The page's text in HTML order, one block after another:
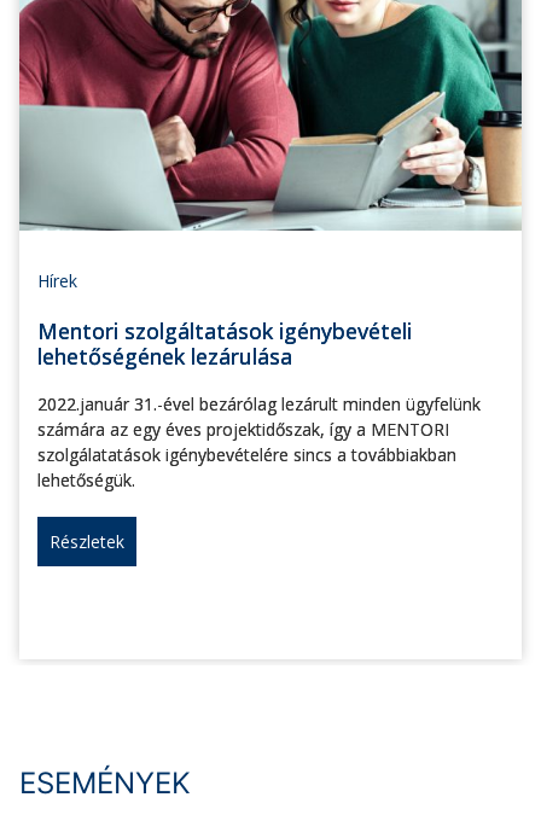
Hírek
Mentori szolgáltatások igénybevételi
lehetőségének lezárulása
2022.január 31.-ével bezárólag lezárult minden ügyfelünk
számára az egy éves projektidőszak, így a MENTORI
szolgálatatások igénybevételére sincs a továbbiakban
lehetőségük.
Részletek
ESEMÉNYEK